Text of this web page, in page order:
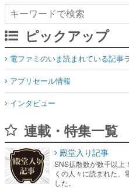
ピックアップ
電ファミのいま読まれている記事
アプリセール情報
インタビュー
連載・特集一覧
殿堂入り記事
SNS拡散数が数千以上
くの人々に読まれた、
した。